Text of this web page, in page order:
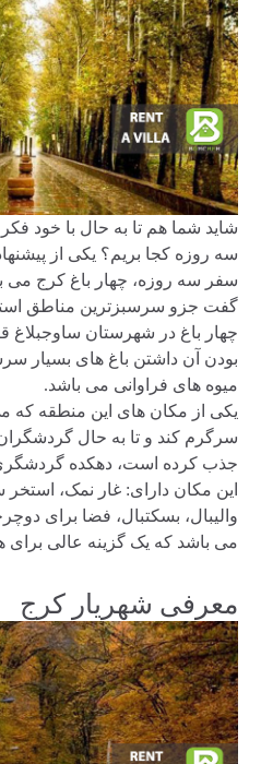
شاید شما هم تا به حال با خود
سه روزه کجا بریم؟ یکی از
سفر سه روزه، چهار باغ کرج می
گفت جزو سرسبزترین مناطق
چهار باغ در شهرستان ساوجبلاغ
بودن آن داشتن باغ های بسیار
میوه های فراوانی می باشد.
یکی از مکان های این منطقه که
سرگرم کند و تا به حال
جذب کرده است، دهکده
این مکان دارای: غار نمک، استخر
والیبال، بسکتبال، فضا برای
می باشد که یک گزینه عالی
معرفی شهریار کرج